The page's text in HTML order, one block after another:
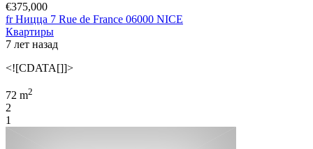
€375,000
fr Ницца 7 Rue de France 06000 NICE
Квартиры
7 лет назад
<![CDATA[]]>
72 m2
2
1